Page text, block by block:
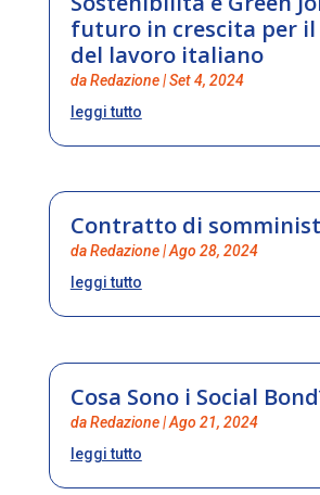
futuro in crescita per
del lavoro italiano
daRedazione|Set 4, 2024
leggi tutto
Contratto di
daRedazione|Ago 28, 2024
leggi tutto
Cosa Sono i Social
daRedazione|Ago 21, 2024
leggi tutto